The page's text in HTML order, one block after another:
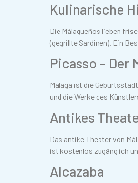
Kulinarische
Die Málagueños lieben
(gegrillte Sardinen). Ein
Picasso – Der
Málaga ist die
und die Werke des
Antikes
Das antike Theater von
ist kostenlos zugänglich
Alcazaba